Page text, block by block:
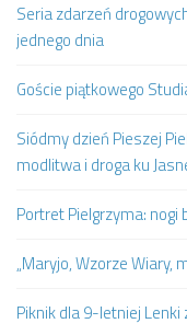
Seria zdarzeń
jednego dnia
Goście piątkowego
Siódmy dzień Pieszej
modlitwa i droga ku
Portret Pielgrzyma: nogi
„Maryjo, Wzorze Wiary,
Piknik dla 9-letniej Lenki